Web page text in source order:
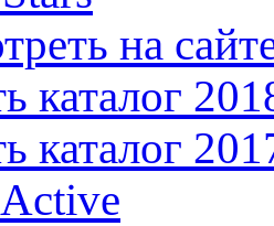
на
каталог
каталог